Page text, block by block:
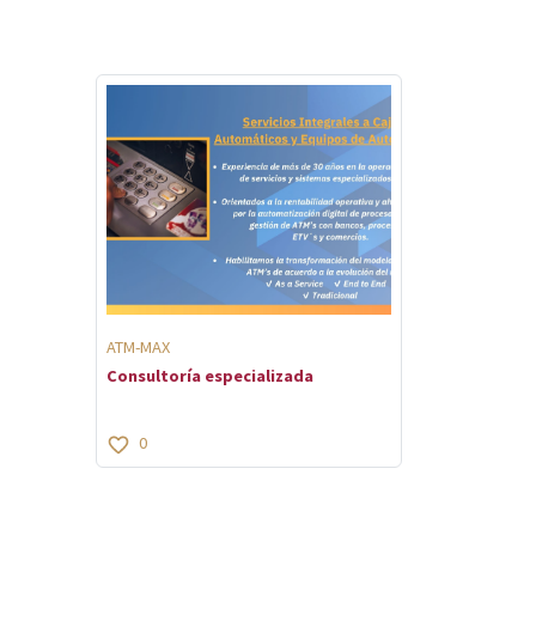
ATM-MAX
Consultoría especializada
0